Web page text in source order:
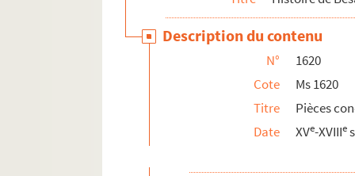
Ms 1642. Université populaire de
Ms 1643. Université populaire de Besançon
Ms 1644. Papiers d'Auguste Demesmay
Ms 1645. Papiers d'Auguste Maurice
Ms 1646. Congrès scientifique de France à
Description du contenu
N°
1620
Cote
Ms 1620
Titre
Pièces
Date
XVe-XVIIIe